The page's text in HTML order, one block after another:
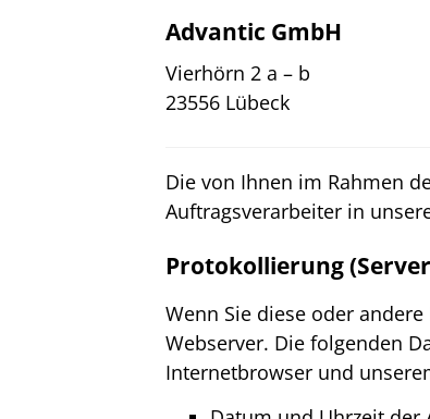
Advantic GmbH
Vierhörn 2 a – b
23556 Lübeck
Die von Ihnen im Rahmen
Auftragsverarbeiter in
Protokollierung
Wenn Sie diese oder
Webserver. Die folgenden
Internetbrowser und